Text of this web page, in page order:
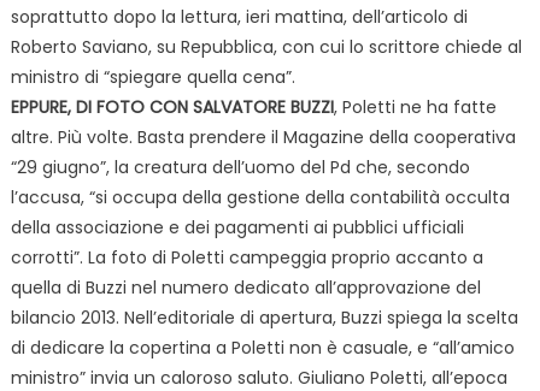
soprattutto dopo la lettura, ieri mattina, dell’articolo di
Roberto Saviano, su Repubblica, con cui lo scrittore chiede al
ministro di “spiegare quella cena”.
EPPURE, DI FOTO CON SALVATORE BUZZI, Poletti ne ha fatte
altre. Più volte. Basta prendere il Magazine della cooperativa
“29 giugno”, la creatura dell’uomo del Pd che, secondo
l’accusa, “si occupa della gestione della contabilità occulta
della associazione e dei pagamenti ai pubblici ufficiali
corrotti”. La foto di Poletti campeggia proprio accanto a
quella di Buzzi nel numero dedicato all’approvazione del
bilancio 2013. Nell’editoriale di apertura, Buzzi spiega la scelta
di dedicare la copertina a Poletti non è casuale, e “all’amico
ministro” invia un caloroso saluto. Giuliano Poletti, all’epoca